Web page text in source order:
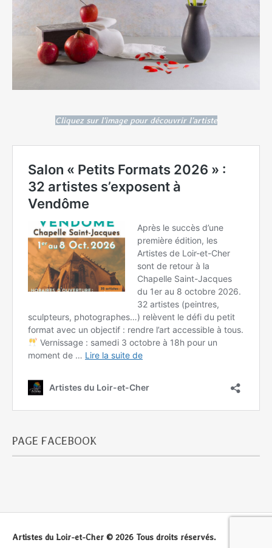
Cliquez sur l'image pour découvrir l'artiste
PAGE FACEBOOK
Artistes du Loir-et-Cher © 2026 Tous droits réservés.